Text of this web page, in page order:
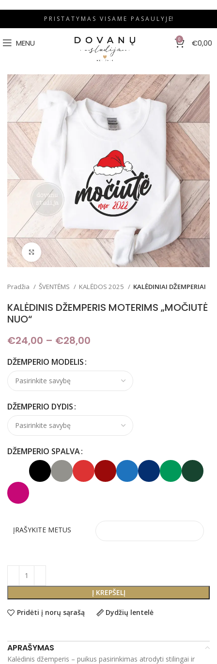
P R I S T A T Y M A S V I S A M E P A S A U L Y J E!
MENU 0 €0,00
Padidinti
Pradžia ŠVENTĖMS KALĖDOS 2025 KALĖDINIAI DŽEMPERIAI
KALĖDINIS DŽEMPERIS MOTERIMS „MOČIUTĖ
NUO“
€24,00 – €28,00
DŽEMPERIO MODELIS
DŽEMPERIO DYDIS
DŽEMPERIO SPALVA
ĮRAŠYKITE METUS
Į KREPŠELĮ
Pridėti į norų sąrašą Dydžių lentelė
APRAŠYMAS
Kalėdinis džemperis – puikus pasirinkimas atrodyti stilingai ir